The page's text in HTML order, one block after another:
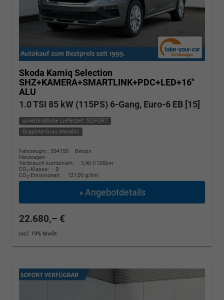
Skoda Kamiq Selection
SHZ+KAMERA+SMARTLINK+PDC+LED+16"
ALU
1.0 TSI 85 kW (115PS) 6-Gang, Euro-6 EB [15]
unverbindliche Lieferzeit: SOFORT
Graphite-Grau Metallic
Fahrzeugnr.: 504150
Benzin
Neuwagen
Verbrauch kombiniert:
5,40 l/100km
CO2-Klasse:
D
CO2-Emissionen: 121,00 g/km
» Angebotdetails
22.680,– €
incl. 19% MwSt.